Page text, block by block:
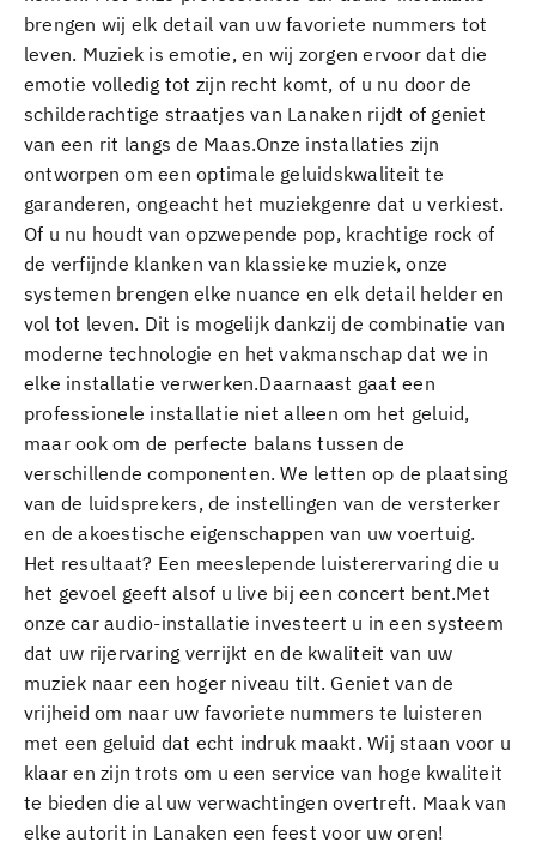
brengen wij elk detail van uw favoriete nummers tot
leven. Muziek is emotie, en wij zorgen ervoor dat die
emotie volledig tot zijn recht komt, of u nu door de
schilderachtige straatjes van Lanaken rijdt of geniet
van een rit langs de Maas.Onze installaties zijn
ontworpen om een optimale geluidskwaliteit te
garanderen, ongeacht het muziekgenre dat u verkiest.
Of u nu houdt van opzwepende pop, krachtige rock of
de verfijnde klanken van klassieke muziek, onze
systemen brengen elke nuance en elk detail helder en
vol tot leven. Dit is mogelijk dankzij de combinatie van
moderne technologie en het vakmanschap dat we in
elke installatie verwerken.Daarnaast gaat een
professionele installatie niet alleen om het geluid,
maar ook om de perfecte balans tussen de
verschillende componenten. We letten op de plaatsing
van de luidsprekers, de instellingen van de versterker
en de akoestische eigenschappen van uw voertuig.
Het resultaat? Een meeslepende luisterervaring die u
het gevoel geeft alsof u live bij een concert bent.Met
onze car audio-installatie investeert u in een systeem
dat uw rijervaring verrijkt en de kwaliteit van uw
muziek naar een hoger niveau tilt. Geniet van de
vrijheid om naar uw favoriete nummers te luisteren
met een geluid dat echt indruk maakt. Wij staan voor u
klaar en zijn trots om u een service van hoge kwaliteit
te bieden die al uw verwachtingen overtreft. Maak van
elke autorit in Lanaken een feest voor uw oren!